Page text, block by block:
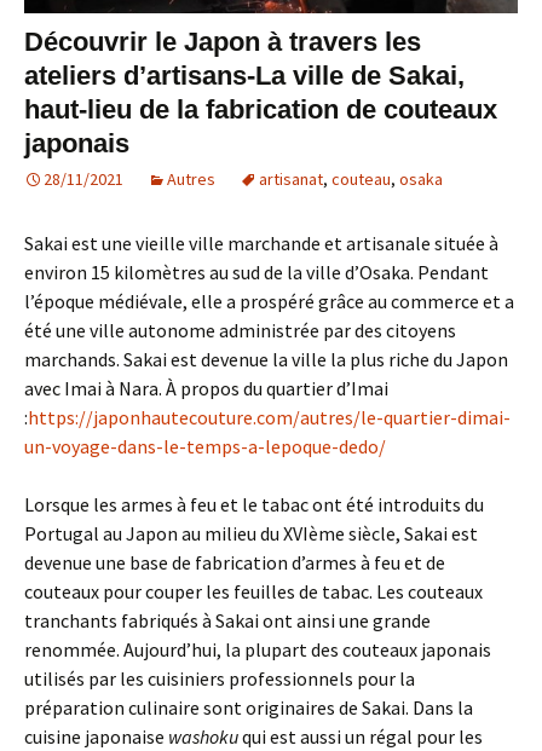
Découvrir le Japon à travers les
ateliers d’artisans-La ville de Sakai,
haut-lieu de la fabrication de couteaux
japonais
28/11/2021 Autres artisanat, couteau, osaka
Sakai est une vieille ville marchande et artisanale située à
environ 15 kilomètres au sud de la ville d’Osaka. Pendant
l’époque médiévale, elle a prospéré grâce au commerce et a
été une ville autonome administrée par des citoyens
marchands. Sakai est devenue la ville la plus riche du Japon
avec Imai à Nara. À propos du quartier d’Imai
:https://japonhautecouture.com/autres/le-quartier-dimai-
un-voyage-dans-le-temps-a-lepoque-dedo/
Lorsque les armes à feu et le tabac ont été introduits du
Portugal au Japon au milieu du XVIème siècle, Sakai est
devenue une base de fabrication d’armes à feu et de
couteaux pour couper les feuilles de tabac. Les couteaux
tranchants fabriqués à Sakai ont ainsi une grande
renommée. Aujourd’hui, la plupart des couteaux japonais
utilisés par les cuisiniers professionnels pour la
préparation culinaire sont originaires de Sakai. Dans la
cuisine japonaise washokuqui est aussi un régal pour les